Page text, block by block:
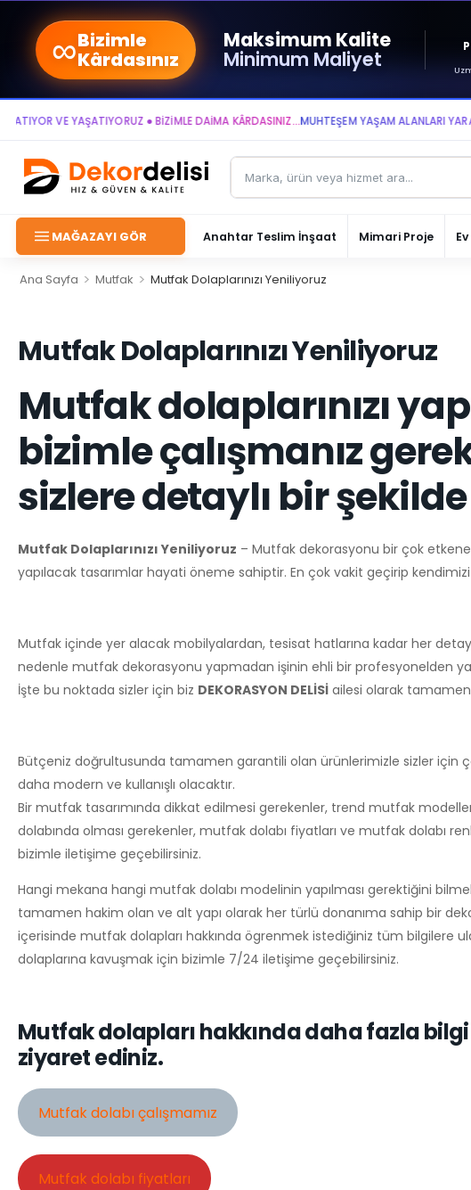
∞Bizimle
Kârdasınız
Maksimum Kalite
Minimum Maliyet
VE YAŞATIYORUZ ● BİZİMLE DAİMA KÂRDASINIZ...MUHTEŞEM YAŞAM ALANLARI
MAĞAZAYI GÖR Anahtar Teslim İnşaat Mimari Proje
Ana Sayfa > Mutfak > Mutfak Dolaplarınızı Yeniliyoruz
Mutfak Dolaplarınızı Yeniliyoruz
Mutfak dolaplarınızı
bizimle çalışmanız
sizlere detaylı bir
Mutfak Dolaplarınızı Yeniliyoruz – Mutfak dekorasyonu bir çok
yapılacak tasarımlar hayati öneme sahiptir. En çok vakit geçirip
Mutfak içinde yer alacak mobilyalardan, tesisat hatlarına kadar her
nedenle mutfak dekorasyonu yapmadan işinin ehli bir profesyonelden
İşte bu noktada sizler için biz DEKORASYON DELİSİ ailesi olarak tamamen
Bütçeniz doğrultusunda tamamen garantili olan ürünlerimizle sizler için
daha modern ve kullanışlı olacaktır.
Bir mutfak tasarımında dikkat edilmesi gerekenler, trend mutfak
dolabında olması gerekenler, mutfak dolabı fiyatları ve mutfak dolabı
bizimle iletişime geçebilirsiniz.
Hangi mekana hangi mutfak dolabı modelinin yapılması gerektiğini
tamamen hakim olan ve alt yapı olarak her türlü donanıma sahip bir
içerisinde mutfak dolapları hakkında ögrenmek istediğiniz tüm bilgilere
dolaplarına kavuşmak için bizimle 7/24 iletişime geçebilirsiniz.
Mutfak dolapları hakkında daha fazla
ziyaret ediniz.
Mutfak dolabı çalışmamız
Mutfak dolabı fiyatları